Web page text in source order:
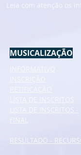
Leia com atenção os
MUSICALIZAÇÃO
LISTA DE INSCRITOS -
RESULTADO -